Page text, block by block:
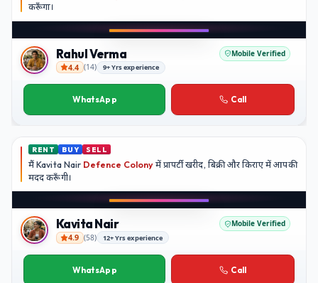
करूँगा।
Rahul Verma
Rahul Verma Mobile Verified
4.4 (14) 9+ Yrs experience
WhatsApp Call
RENT BUY SELL
मैंKavita Nair Defence Colonyमें प्रापर्टी खरीद, बिक्री और किराए में आपकी
मददकरूँगी।
Kavita Nair
Kavita Nair Mobile Verified
4.9 (58) 12+ Yrs experience
WhatsApp Call